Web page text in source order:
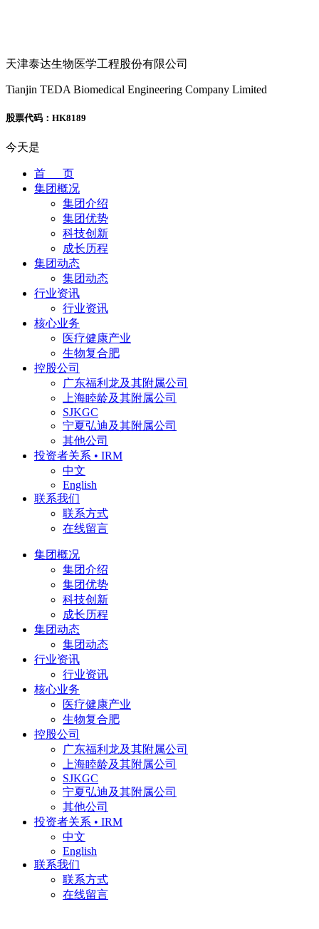
天津泰达生物医学工程股份有限公司
Tianjin TEDA Biomedical Engineering Company Limited
股票代码：HK8189
今天是
首 页
集团概况
集团介绍
集团优势
科技创新
成长历程
集团动态
集团动态
行业资讯
行业资讯
核心业务
医疗健康产业
生物复合肥
控股公司
广东福利龙及其附属公司
上海睦龄及其附属公司
SJKGC
宁夏弘迪及其附属公司
其他公司
投资者关系 • IRM
中文
English
联系我们
联系方式
在线留言
集团概况
集团介绍
集团优势
科技创新
成长历程
集团动态
集团动态
行业资讯
行业资讯
核心业务
医疗健康产业
生物复合肥
控股公司
广东福利龙及其附属公司
上海睦龄及其附属公司
SJKGC
宁夏弘迪及其附属公司
其他公司
投资者关系 • IRM
中文
English
联系我们
联系方式
在线留言